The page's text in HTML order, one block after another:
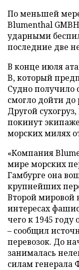
По меньшей
Blumenthal
ударными
последние две
В конце июля
B, который
Судно получило
смогло дойти до
Другой
покинут
морских милях
«Компания
мире морских
Гамбурге она
крупнейших
Второй мировой
интересах
чего к 1945 году
– сообщил
перевозок. До
занималась
силам генерала